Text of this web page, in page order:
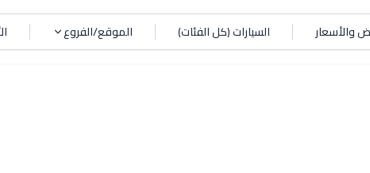
والأسعار السيارات (كل الفئات) الموقع/الفروع